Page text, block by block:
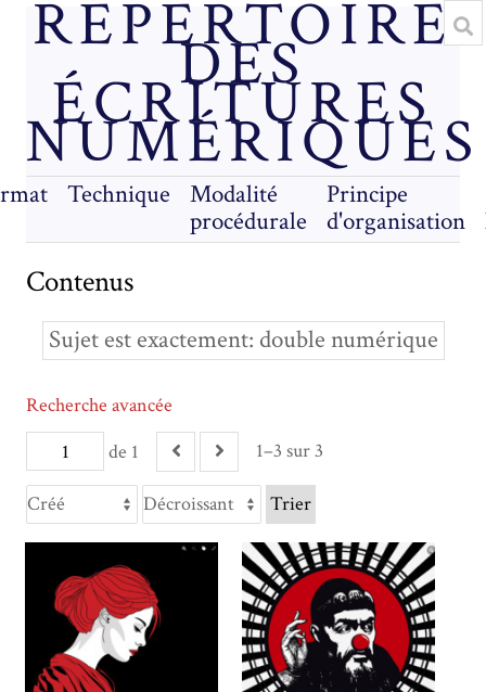
RÉPERTOIRE
DES
ÉCRITURES
NUMÉRIQUES
Technique
Modalité
procédurale
Principe
d'organisation
Contenus
Sujet est exactement double numérique
de 1 1–3 sur 3
Recherche avancée
Trier